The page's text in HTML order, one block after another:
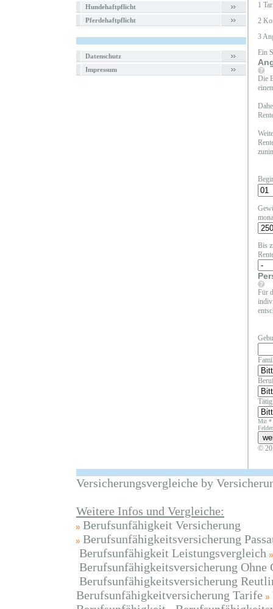
Hundehaftpflicht
Pferdehaftpflicht
Datenschutz
Impressum
1
2
3
Ein
Die
Bis
Für
Mit *
©
Versicherungsvergleiche by
Weitere Infos und Vergleiche:
Berufsunfähigkeit Versicherung
Berufsunfähigkeitsversicherung
Berufsunfähigkeit Leistungsvergleich
Berufsunfähigkeitsversicherung Ohne
Berufsunfähigkeitsversicherung
Berufsunfähigkeitversicherung Tarife